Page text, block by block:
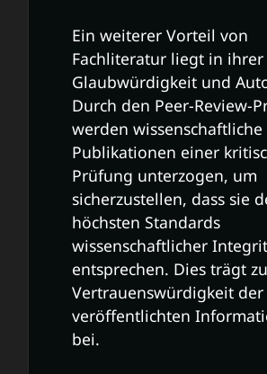
Ein weiterer Vorteil von
Fachliteratur liegt in ihrer
Glaubwürdigkeit und
Durch den Peer-Review-
werden wissenschaftliche
Publikationen einer
Prüfung unterzogen, um
sicherzustellen, dass sie
höchsten Standards
wissenschaftlicher
entsprechen. Dies trägt
Vertrauenswürdigkeit der
veröffentlichten
bei.